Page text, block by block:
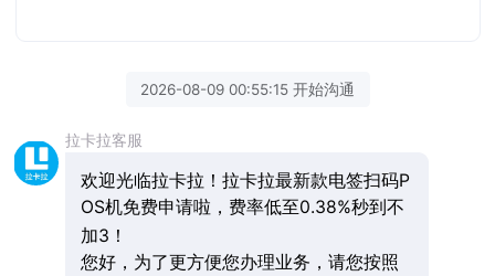
2026-08-09 00:55:15 开始沟通
拉卡拉客服
欢迎光临拉卡拉！拉卡拉最新款电签扫码P
OS机免费申请啦，费率低至0.38%秒到不
加3！
您好，为了更方便您办理业务，请您按照